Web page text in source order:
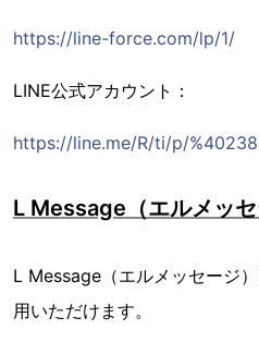
https://line-force.com/lp/1/
LINE公式アカウント：
https://line.me/R/ti/p/
L Message（エルメッ
L Message（エルメッセージ
用いただけます。